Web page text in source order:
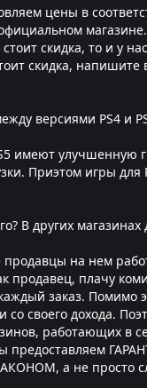
цены в
скидка, то и у
скидка, напишите
версиями PS4 и
имеют улучшенную
Приэтом игры для
В других
продавцы на нем
продавец, плачу
заказ. Помимо
со своего дохода.
работающих в
предоставляем
а не просто